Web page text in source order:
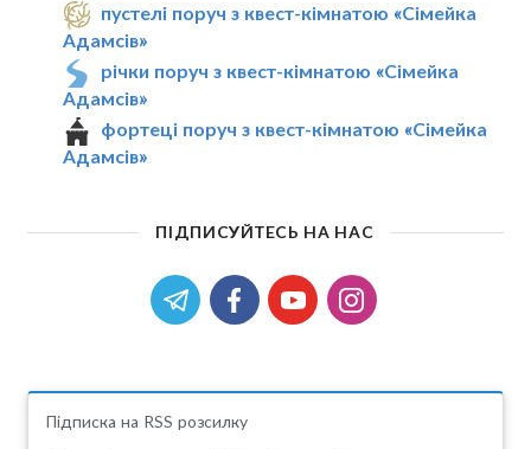
пустелі поруч з квест-кімнатою «Сімейка
Адамсів»
річки поруч з квест-кімнатою «Сімейка
Адамсів»
фортеці поруч з квест-кімнатою «Сімейка
Адамсів»
ПІДПИСУЙТЕСЬ НА НАС
Підписка на RSS розсилку